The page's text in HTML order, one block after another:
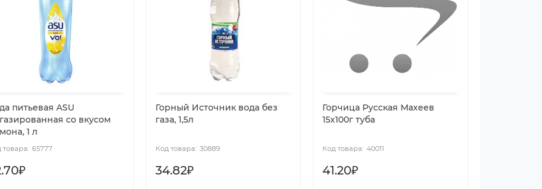
питьевая ASU
со вкусом
1 л
65777
Горный Источник вода без
газа, 1,5л
30889
34.82₽
Горчица Русская Махеев
15х100г туба
40011
41.20₽